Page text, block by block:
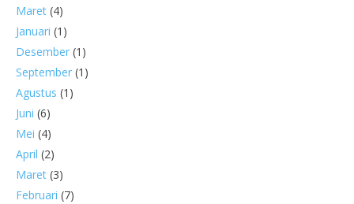
Maret (4)
Januari (1)
Desember (1)
September (1)
Agustus (1)
Juni (6)
Mei (4)
April (2)
Maret (3)
Februari (7)